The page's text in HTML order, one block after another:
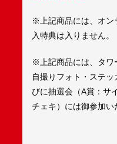
※上記商品には、オン
入特典は入りません。
※上記商品には、タワ
自撮りフォト・ステ
びに抽選会（A賞：サ
チェキ）には御参加い